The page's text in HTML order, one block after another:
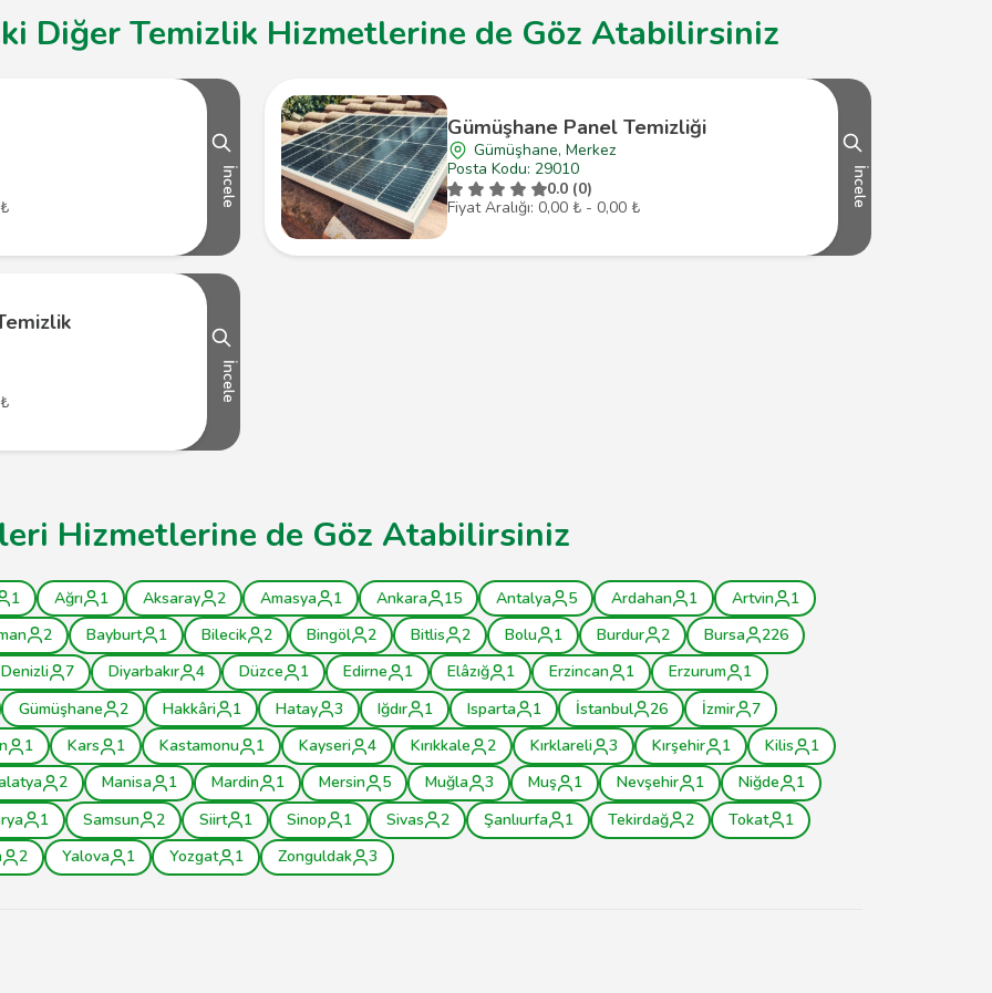
Diğer Temizlik Hizmetlerine de Göz Atabilirsiniz
İncele
Gümüşhane Panel Temizliği
Gümüşhane, Merkez
Posta Kodu: 29010
0.0 (0)
Fiyat Aralığı: 0,00 ₺ - 0,00 ₺
İncele
İncele
Hizmetlerine de Göz Atabilirsiniz
1 Ağrı 1 Aksaray 2 Amasya 1 Ankara 15 Antalya 5 Ardahan 1 Artvin
1
2 Bayburt 1 Bilecik 2 Bingöl 2 Bitlis 2 Bolu 1 Burdur 2 Bursa
226
Denizli
7 Diyarbakır 4 Düzce 1 Edirne 1 Elâzığ 1 Erzincan 1 Erzurum
1
Gümüşhane
2 Hakkâri 1 Hatay 3 Iğdır 1 Isparta 1 İstanbul 26 İzmir
7
1 Kars 1 Kastamonu 1 Kayseri 4 Kırıkkale 2 Kırklareli 3 Kırşehir 1 Kilis
1
2 Manisa 1 Mardin 1 Mersin 5 Muğla 3 Muş 1 Nevşehir 1 Niğde
1
1 Samsun 2 Siirt 1 Sinop 1 Sivas 2 Şanlıurfa 1 Tekirdağ 2 Tokat
1
2 Yalova 1 Yozgat 1 Zonguldak 3